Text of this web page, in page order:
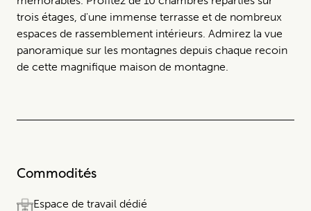
trois étages, d'une immense terrasse et de nombreux
espaces de rassemblement intérieurs. Admirez la vue
panoramique sur les montagnes depuis chaque recoin
de cette magnifique maison de montagne.
Commodités
Espace de travail dédié​​​‌ ‍ ​‍​‍‌‍ ‌ ​‍‌‍‍‌‌‍‌ ‌‍‍‌‌‍ ‍​‍​‍​‍​‍‌ ​ ‌‍​‌‌‍ ‍‌‍‌‌ ‌​‌ ‍‌ ​ ‌‍‌‌‌‌‌‌‌ ​‍‌‍ ​​ ‌​‍‌‌​ ​‍‌​‌‍‌ ​ ‌ ‌​‌ ‌‌‌‍‌​‌‍‌‌‍ ​‍‌‍‌‌‍‌‌‍ ​‍‌‍‌‌‍‌​ ‌​ ‌​ ​‌‌‍‌​​ ​​​ ‌‍​ ​‌‍‌‌‌‍‌‍​‍ ‌​ ​ ‌‍‌‌‌‍‌‍​ ​‍​‍ ‌​ ‌​​ ‌‌​ ​ ‌‍​‍​‍ ‌‌‍​‌‍​ ​ ‌‍‌‍​‌​‍ ‌‌‍​‍​ ​ ‌‍​‌‌‍​‌​ ‍​​ ​ ​ ​‍​ ‌​ ‍​‌‍​‌‌‍​ ​ ‌​​ ‍​​‍‌‍‌ ‌​‌ ‍‌‌ ​‌‍‌‌ ​‌‍‌‌ ‌‌‍​‌‌‍ ‌‌‍‌‌‌‍ ‌​‌ ‍‌​‍‌‍‌ ​​‌‍​‌‌ ‌​‌‍‍​​ ‌‌ ‌​‌‍‍‌‌ ‌​‌‍ ​‌‍‌‌​‍​‍‌